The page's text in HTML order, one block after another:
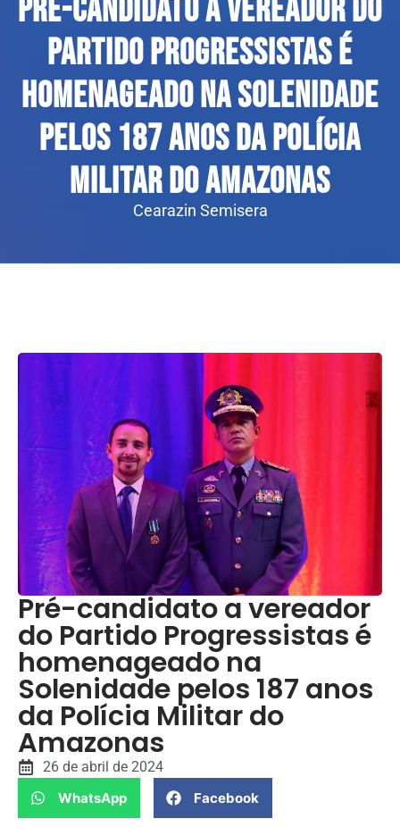
Pré-candidato a vereador do
Partido Progressistas é
homenageado na Solenidade
pelos 187 anos da Polícia
Militar do Amazonas
Cearazin Semisera
Pré-candidato a vereador
do Partido Progressistas é
homenageado na
Solenidade pelos 187 anos
da Polícia Militar do
Amazonas
26 de abril de 2024
WhatsApp
Facebook